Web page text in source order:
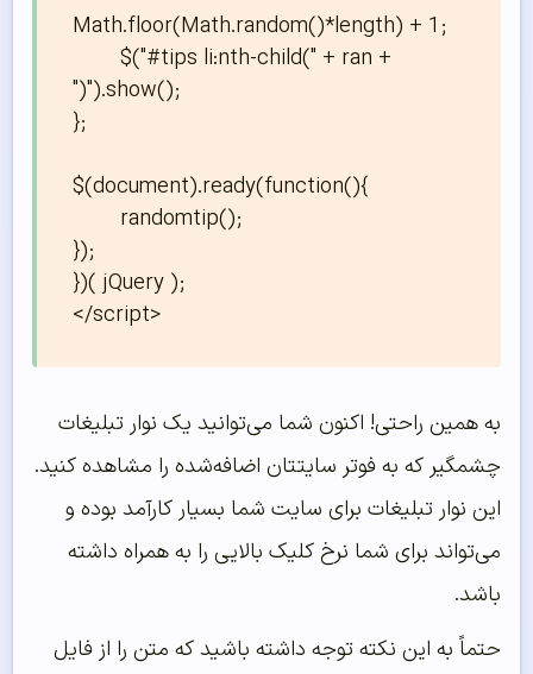
Math.floor(Math.random()*length) + 1;
")").show();
};
$(document).ready(function(){
});
})( jQuery );
</script>
به همین راحتی! اکنون شما می‌توانید یک نوار تبلیغات
چشمگیر که به فوتر سایتتان اضافه‌شده را مشاهده کنید.
این نوار تبلیغات برای سایت شما بسیار کارآمد بوده و
می‌تواند برای شما نرخ کلیک بالایی را به همراه داشته
باشد.
حتماً به این نکته توجه داشته باشید که متن را از فایل